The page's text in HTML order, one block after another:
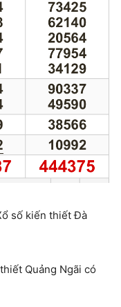
số kiến thiết Đà
Quảng Ngãi có